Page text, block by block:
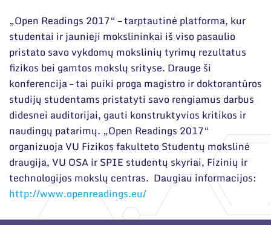
„Open Readings 2017“ – tarptautinė platforma, kur
studentai ir jaunieji mokslininkai iš viso pasaulio
pristato savo vykdomų mokslinių tyrimų rezultatus
fizikos bei gamtos mokslų srityse. Drauge ši
konferencija – tai puiki proga magistro ir doktorantūros
studijų studentams pristatyti savo rengiamus darbus
didesnei auditorijai, gauti konstruktyvios kritikos ir
naudingų patarimų. „Open Readings 2017“
organizuoja VU Fizikos fakulteto Studentų mokslinė
draugija, VU OSA ir SPIE studentų skyriai, Fizinių ir
technologijos mokslų centras. Daugiau informacijos:
http://www.openreadings.eu/